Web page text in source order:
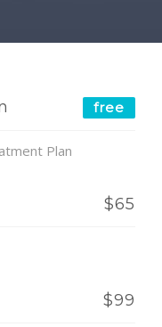
free
Plan
$65
$99